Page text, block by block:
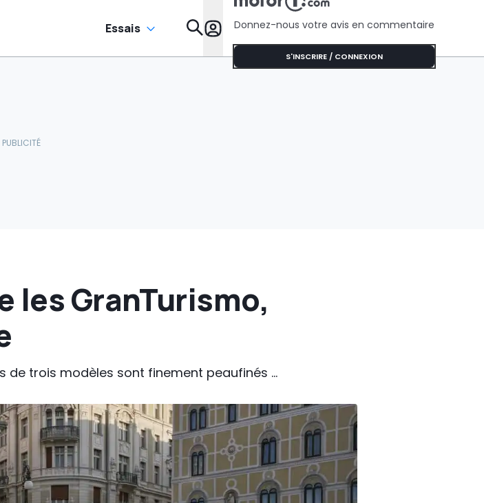
Essais Donnez-nous votre avis en commentaire
S'INSCRIRE / CONNEXION
GranTurismo,
de trois modèles sont finement peaufinés ...